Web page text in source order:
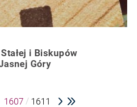
i Biskupów
Góry
1607 / 1611